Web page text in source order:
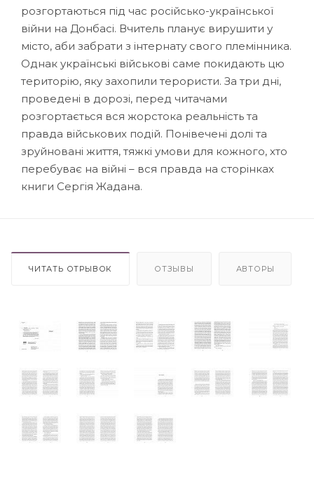
розгортаються під час російсько-української
війни на Донбасі. Вчитель планує вирушити у
місто, аби забрати з інтернату свого племінника.
Однак українські військові саме покидають цю
територію, яку захопили терористи. За три дні,
проведені в дорозі, перед читачами
розгортається вся жорстока реальність та
правда військових подій. Понівечені долі та
зруйновані життя, тяжкі умови для кожного, хто
перебуває на війні – вся правда на сторінках
книги Сергія Жадана.
ЧИТАТЬ ОТРЫВОК ОТЗЫВЫ АВТОРЫ